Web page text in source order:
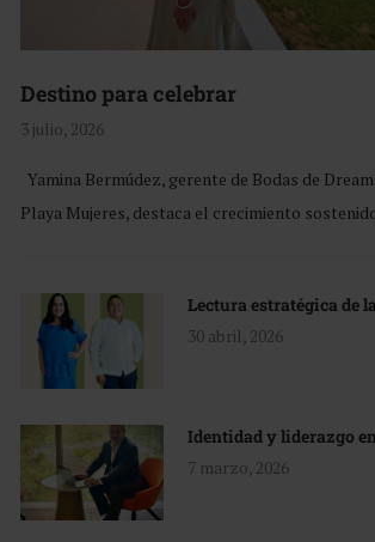
Destino para celebrar
3 julio, 2026
Yamina Bermúdez, gerente de Bodas de
Playa Mujeres, destaca el crecimiento
Lectura estratégica de
30 abril, 2026
Identidad y liderazgo
7 marzo, 2026